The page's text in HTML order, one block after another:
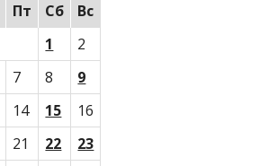
Пт Сб
Вс
1
2
7 8
9
14 15
16
21 22
23